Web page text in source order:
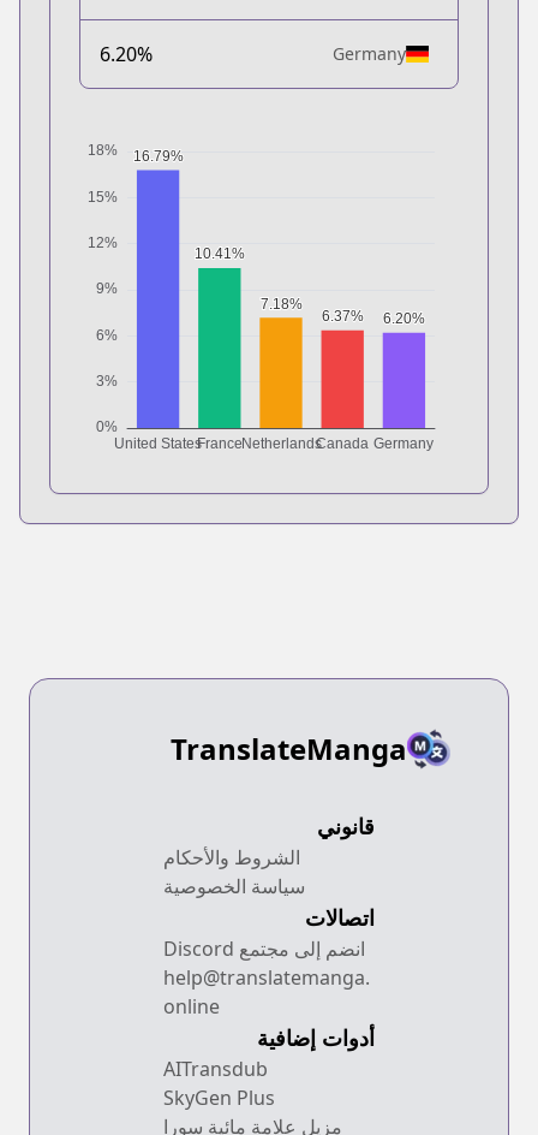
Germany
6.20%
TranslateManga
قانوني
الشروط والأحكام
سياسة الخصوصية
اتصالات
انضم إلى مجتمع Discord
help@translatemanga.
online
أدوات إضافية
AITransdub
SkyGen Plus
مزيل علامة مائية سورا